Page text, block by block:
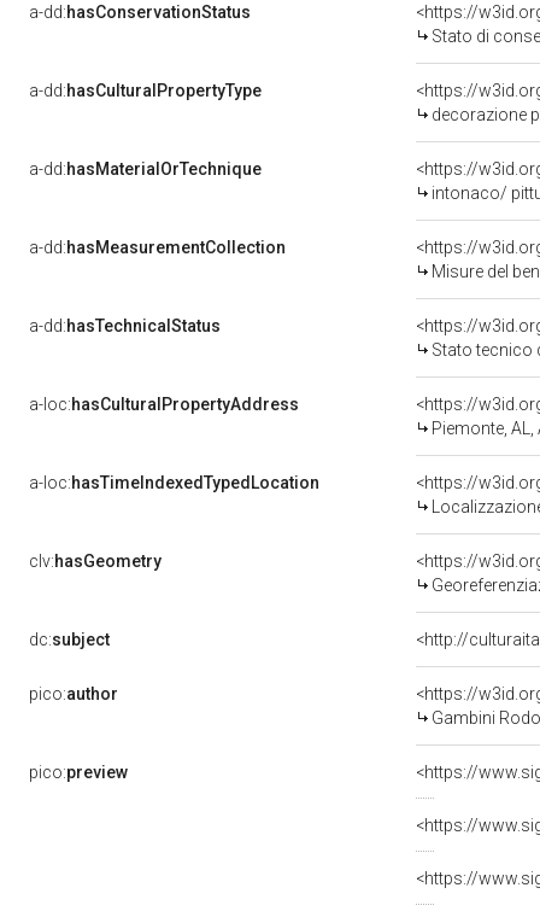
a-dd:hasConservationStatus
<https://
Stato di
a-dd:hasCulturalPropertyType
<https://
decorazione
a-dd:hasMaterialOrTechnique
<https://
intonaco/
a-dd:hasMeasurementCollection
<https://
Misure del
a-dd:hasTechnicalStatus
<https://
Stato tecnico
a-loc:hasCulturalPropertyAddress
<https://
Piemonte,
a-loc:hasTimeIndexedTypedLocation
<https://
clv:hasGeometry
<https://
dc:subject <http://
pico:author
<https://
Gambini
pico:preview <https://
<https://
<https://